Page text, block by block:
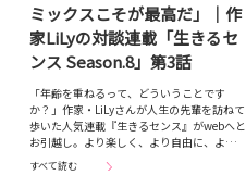
ミックスこそが最高だ」｜作
家LiLyの対談連載「生きるセ
ンス Season.8」第3話
「年齢を重ねるって、どういうことです
か？」作家・LiLyさんが人生の先輩を訪ねて
歩いた人気連載『生きるセンス』がwebへと
お引越し。より楽しく、より自由に、よ…
すべて読む